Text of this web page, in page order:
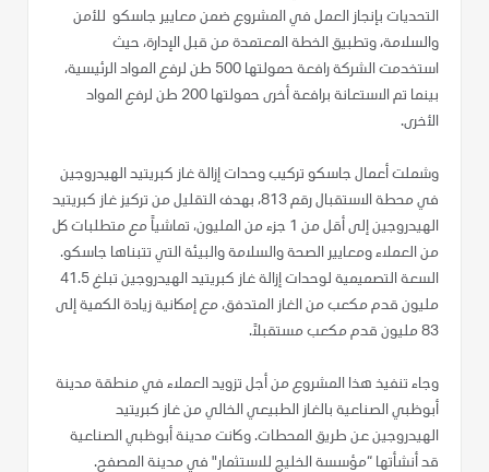
التحديات بإنجاز العمل في المشروع ضمن معايير جاسكو للأمن
والسلامة، وتطبيق الخطة المعتمدة من قبل الإدارة، حيث
استخدمت الشركة رافعة حمولتها 500 طن لرفع المواد الرئيسية،
بينما تم الاستعانة برافعة أخرى حمولتها 200 طن لرفع المواد
الأخرى.
وشملت أعمال جاسكو تركيب وحدات إزالة غاز كبريتيد الهيدروجين
في محطة الاستقبال رقم 813، بهدف التقليل من تركيز غاز كبريتيد
الهيدروجين إلى أقل من 1 جزء من المليون، تماشياً مع متطلبات كل
من العملاء ومعايير الصحة والسلامة والبيئة التي تتبناها جاسكو.
السعة التصميمية لوحدات إزالة غاز كبريتيد الهيدروجين تبلغ 41.5
مليون قدم مكعب من الغاز المتدفق، مع إمكانية زيادة الكمية إلى
83 مليون قدم مكعب مستقبلاً.
وجاء تنفيذ هذا المشروع من أجل تزويد العملاء في منطقة مدينة
أبوظبي الصناعية بالغاز الطبيعي الخالي من غاز كبريتيد
الهيدروجين عن طريق المحطات. وكانت مدينة أبوظبي الصناعية
قد أنشأتها “مؤسسة الخليج للاستثمار" في مدينة المصفح.